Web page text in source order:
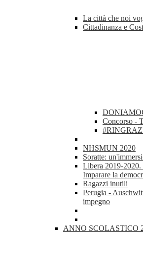
La città che noi
Cittadinanza e
Concorso -
NHSMUN 2020
Soratte:
Libera 2019-2020.
Imparare la
Ragazzi inutili
Perugia -
impegno
ANNO SCOLASTICO